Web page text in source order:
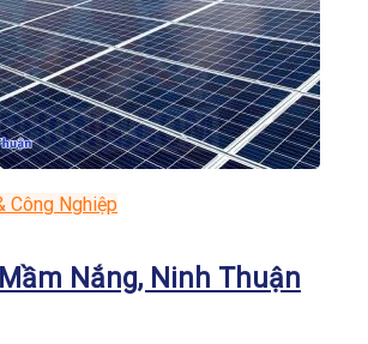
Công Nghiệp
Nắng, Ninh Thuận